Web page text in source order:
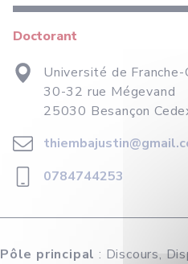
Doctorant
Université de Franche-
30-32 rue Mégevand
25030 Besançon
0784744253
Pôle principal : Discours,